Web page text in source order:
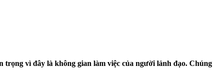
trọng vì đây là không gian làm việc của người lảnh đạo.